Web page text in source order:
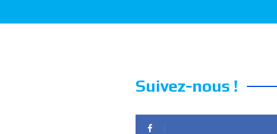
Suivez-nous !